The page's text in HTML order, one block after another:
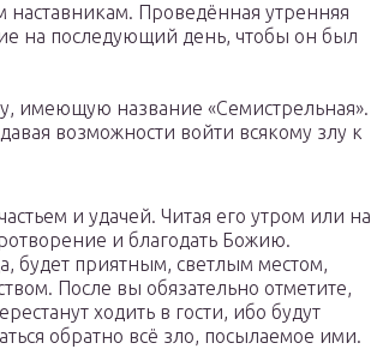
Проведённая утренняя
на последующий день, чтобы он был
имеющую название «Семистрельная».
возможности войти всякому злу к
и удачей. Читая его утром или на
и благодать Божию.
будет приятным, светлым местом,
После вы обязательно отметите,
ходить в гости, ибо будут
обратно всё зло, посылаемое ими.